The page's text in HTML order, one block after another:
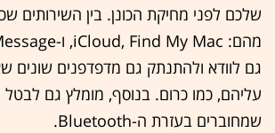
שלכם לפני מחיקת הכונן. בין השירותים
גם לוודא ולהתנתק גם מדפדפנים שונים
עליהם, כמו כרום. בנוסף, מומלץ גם לבטל
שמחוברים בעזרת ה-Bluetooth.